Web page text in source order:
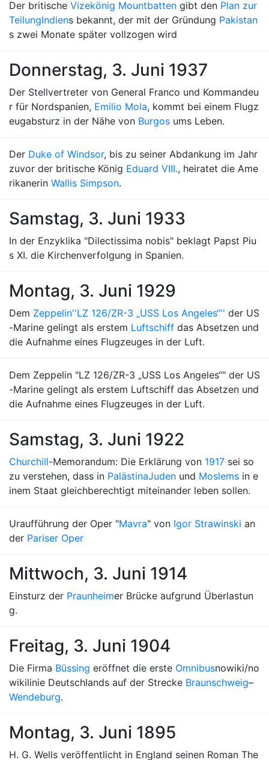
Der britische Vizekönig Mountbatten gibt den Plan zur
TeilungIndiens bekannt, der mit der Gründung Pakistan
s zwei Monate später vollzogen wird
Donnerstag, 3. Juni 1937
Der Stellvertreter von General Franco und Kommandeu
r für Nordspanien, Emilio Mola, kommt bei einem Flugz
eugabsturz in der Nähe von Burgos ums Leben.
Der Duke of Windsor, bis zu seiner Abdankung im Jahr
zuvor der britische König Eduard VIII., heiratet die Ame
rikanerin Wallis Simpson.
Samstag, 3. Juni 1933
In der Enzyklika "Dilectissima nobis" beklagt Papst Piu
s XI. die Kirchenverfolgung in Spanien.
Montag, 3. Juni 1929
Dem Zeppelin''LZ 126/ZR-3 „USS Los Angeles“'' der US
-Marine gelingt als erstem Luftschiff das Absetzen und
die Aufnahme eines Flugzeuges in der Luft.
Dem Zeppelin "LZ 126/ZR-3 „USS Los Angeles“" der US
-Marine gelingt als erstem Luftschiff das Absetzen und
die Aufnahme eines Flugzeuges in der Luft.
Samstag, 3. Juni 1922
Churchill-Memorandum: Die Erklärung von 1917 sei so
zu verstehen, dass in PalästinaJuden und Moslems in e
inem Staat gleichberechtigt miteinander leben sollen.
Uraufführung der Oper "Mavra" von Igor Strawinski an
der Pariser Oper
Mittwoch, 3. Juni 1914
Einsturz der Praunheimer Brücke aufgrund Überlastun
g.
Freitag, 3. Juni 1904
Die Firma Büssing eröffnet die erste Omnibusnowiki/no
wikilinie Deutschlands auf der Strecke Braunschweig–
Wendeburg.
Montag, 3. Juni 1895
H. G. Wells veröffentlicht in England seinen Roman The